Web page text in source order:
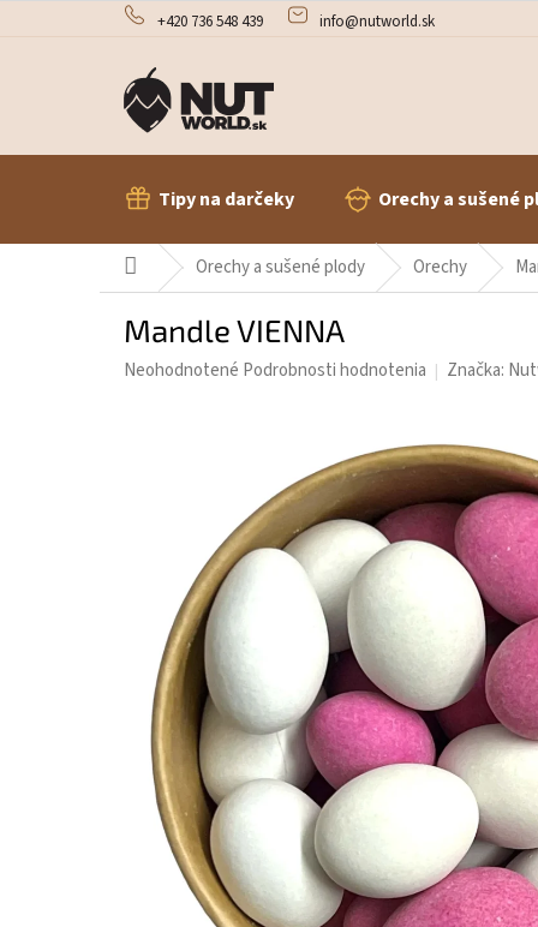
+420 736 548 439 info@nutworld.sk
Tipy na darčeky Orechy a sušené
DomovOrechy a sušené plody Orechy
Mandle VIENNA
Priemerné
Neohodnotené Podrobnosti hodnotenia Značka: